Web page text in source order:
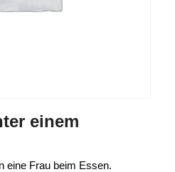
einem
eine Frau beim Essen.